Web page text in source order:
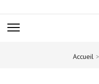
Accueil >